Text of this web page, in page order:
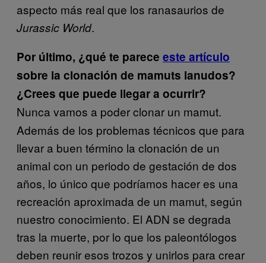
aspecto más real que los ranasaurios de
Jurassic World.
Por último, ¿qué te parece ​este artículo
sobre la clonación de mamuts lanudos?
¿Crees que puede llegar a ocurrir?
Nunca vamos a poder clonar un mamut.
Además de los problemas técnicos que para
llevar a buen término la clonación de un
animal con un periodo de gestación de dos
años, lo único que podríamos hacer es una
recreación aproximada de un mamut, según
nuestro conocimiento. El ADN se degrada
tras la muerte, por lo que los paleontólogos
deben reunir esos trozos y unirlos para crear